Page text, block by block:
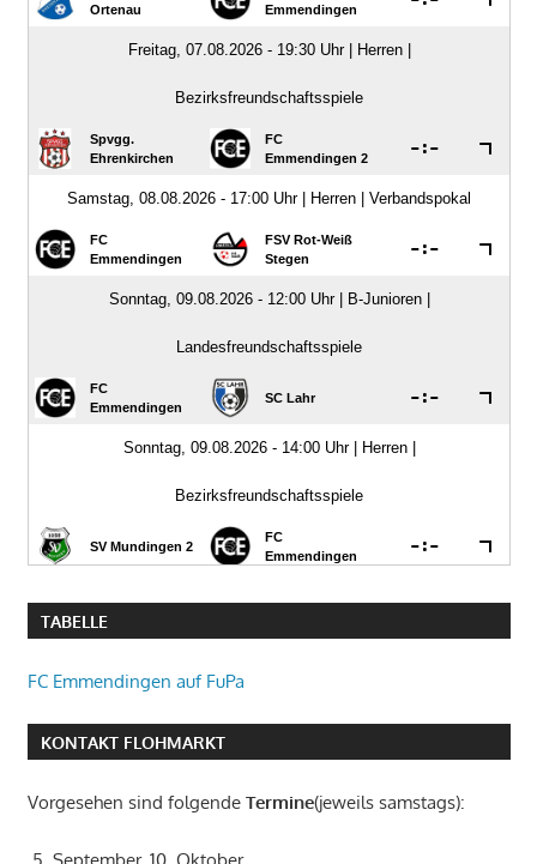
TABELLE
FC Emmendingen auf FuPa
KONTAKT FLOHMARKT
Vorgesehen sind folgende Termine(jeweils samstags):